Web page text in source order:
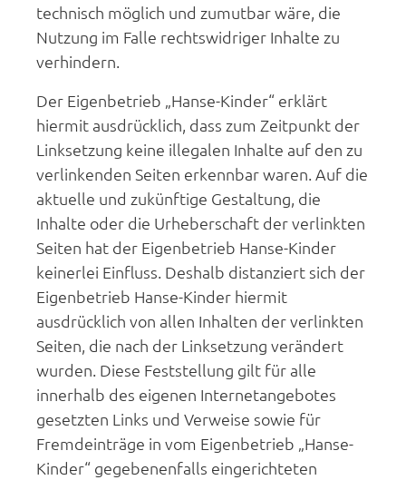
technisch möglich und zumutbar wäre, die
Nutzung im Falle rechtswidriger Inhalte zu
verhindern.
Der Eigenbetrieb „Hanse-Kinder“ erklärt
hiermit ausdrücklich, dass zum Zeitpunkt der
Linksetzung keine illegalen Inhalte auf den zu
verlinkenden Seiten erkennbar waren. Auf die
aktuelle und zukünftige Gestaltung, die
Inhalte oder die Urheberschaft der verlinkten
Seiten hat der Eigenbetrieb Hanse-Kinder
keinerlei Einfluss. Deshalb distanziert sich der
Eigenbetrieb Hanse-Kinder hiermit
ausdrücklich von allen Inhalten der verlinkten
Seiten, die nach der Linksetzung verändert
wurden. Diese Feststellung gilt für alle
innerhalb des eigenen Internetangebotes
gesetzten Links und Verweise sowie für
Fremdeinträge in vom Eigenbetrieb „Hanse-
Kinder“ gegebenenfalls eingerichteten